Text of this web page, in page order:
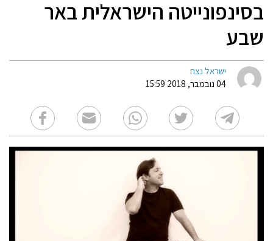
בסינפונייטה הישראלית באר
שבע
ישראל נצח
04 נובמבר, 2018 15:59